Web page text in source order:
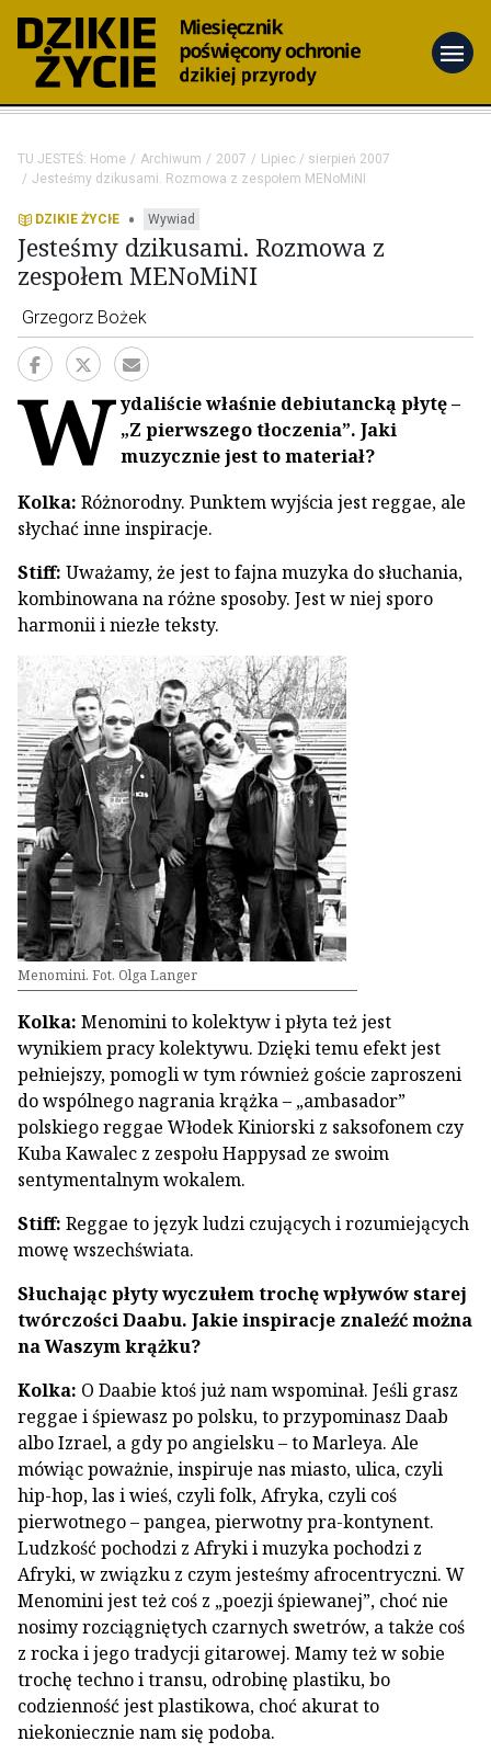
menu
TU JESTEŚ: Home Archiwum 2007
Lipiec / sierpień 2007
Jesteśmy dzikusami. Rozmowa z zespołem MENoMiNI
DZIKIE ŻYCIE • Wywiad
Jesteśmy dzikusami. Rozmowa z
zespołem MENoMiNI
Grzegorz Bożek
Wydaliście właśnie debiutancką płytę –
„Z pierwszego tłoczenia”. Jaki
muzycznie jest to materiał?
Kolka: Różnorodny. Punktem wyjścia jest reggae, ale
słychać inne inspiracje.
Stiff: Uważamy, że jest to fajna muzyka do słuchania,
kombinowana na różne sposoby. Jest w niej sporo
harmonii i niezłe teksty.
Menomini. Fot. Olga Langer
Kolka: Menomini to kolektyw i płyta też jest
wynikiem pracy kolektywu. Dzięki temu efekt jest
pełniejszy, pomogli w tym również goście zaproszeni
do wspólnego nagrania krążka – „ambasador”
polskiego reggae Włodek Kiniorski z saksofonem czy
Kuba Kawalec z zespołu Happysad ze swoim
sentymentalnym wokalem.
Stiff: Reggae to język ludzi czujących i rozumiejących
mowę wszechświata.
Słuchając płyty wyczułem trochę wpływów starej
twórczości Daabu. Jakie inspiracje znaleźć można
na Waszym krążku?
Kolka: O Daabie ktoś już nam wspominał. Jeśli grasz
reggae i śpiewasz po polsku, to przypominasz Daab
albo Izrael, a gdy po angielsku – to Marleya. Ale
mówiąc poważnie, inspiruje nas miasto, ulica, czyli
hip-hop, las i wieś, czyli folk, Afryka, czyli coś
pierwotnego – pangea, pierwotny pra-kontynent.
Ludzkość pochodzi z Afryki i muzyka pochodzi z
Afryki, w związku z czym jesteśmy afrocentryczni. W
Menomini jest też coś z „poezji śpiewanej”, choć nie
nosimy rozciągniętych czarnych swetrów, a także coś
z rocka i jego tradycji gitarowej. Mamy też w sobie
trochę techno i transu, odrobinę plastiku, bo
codzienność jest plastikowa, choć akurat to
niekoniecznie nam się podoba.